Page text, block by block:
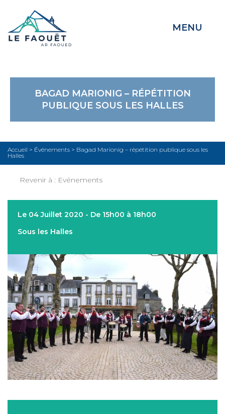
MENU
BAGAD MARIONIG – RÉPÉTITION
PUBLIQUE SOUS LES HALLES
Accueil > Événements > Bagad Marionig – répétition publique sous les
Halles
Revenir à : Evénements
Le 04 Juillet 2020 - De 15h00 à 18h00
Sous les Halles